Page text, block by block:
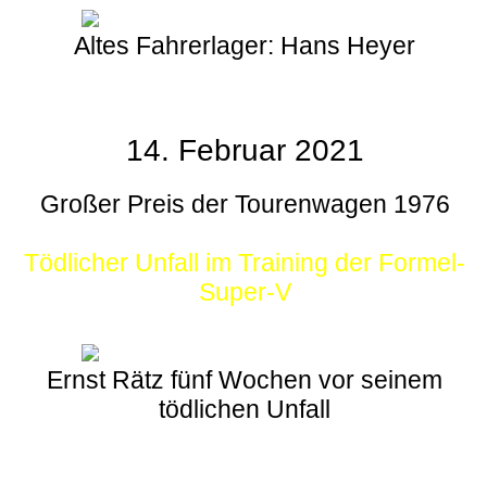
Altes Fahrerlager: Hans Heyer
14. Februar 2021
Großer Preis der Tourenwagen 1976
Tödlicher Unfall im Training der Formel-
Super-V
Ernst Rätz fünf Wochen vor seinem
tödlichen Unfall